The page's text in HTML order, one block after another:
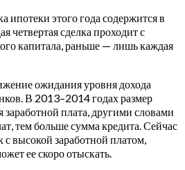
ипотеки этого года содержится в
четвертая сделка проходит с
капитала, раньше — лишь каждая
ожидания уровня дохода
В 2013–2014 годах размер
заработной плата, другими словами
тем больше сумма кредита. Сейчас
с высокой заработной платом,
ее скоро отыскать.